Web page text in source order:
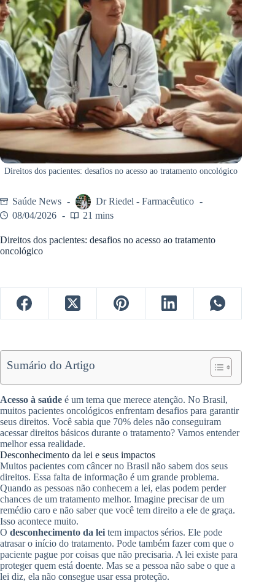
Direitos dos pacientes: desafios no acesso ao tratamento oncológico
Saúde News
Dr Riedel - Farmacêutico
08/04/2026
21 mins
Direitos dos pacientes: desafios no acesso ao tratamento
oncológico
Sumário do Artigo
Acesso à saúde é um tema que merece atenção. No Brasil,
muitos pacientes oncológicos enfrentam desafios para garantir
seus direitos. Você sabia que 70% deles não conseguiram
acessar direitos básicos durante o tratamento? Vamos entender
melhor essa realidade.
Desconhecimento da lei e seus impactos
Muitos pacientes com câncer no Brasil não sabem dos seus
direitos. Essa falta de informação é um grande problema.
Quando as pessoas não conhecem a lei, elas podem perder
chances de um tratamento melhor. Imagine precisar de um
remédio caro e não saber que você tem direito a ele de graça.
Isso acontece muito.
O desconhecimento da lei tem impactos sérios. Ele pode
atrasar o início do tratamento. Pode também fazer com que o
paciente pague por coisas que não precisaria. A lei existe para
proteger quem está doente. Mas se a pessoa não sabe o que a
lei diz, ela não consegue usar essa proteção.